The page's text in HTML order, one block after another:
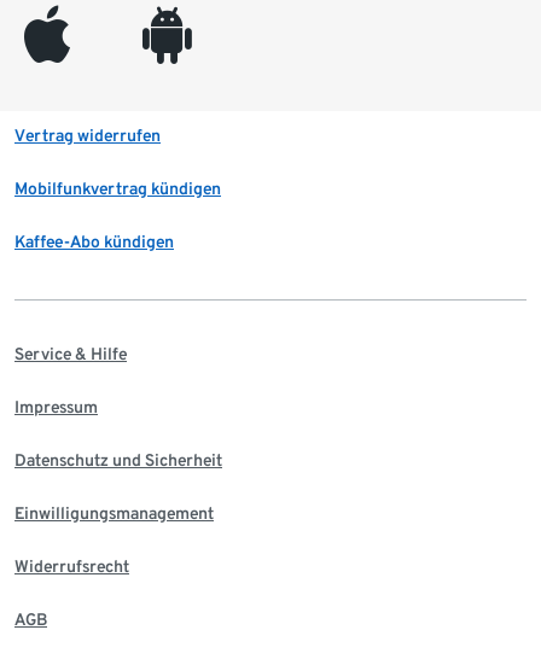
appleinc android
Vertrag widerrufen
Mobilfunkvertrag kündigen
Kaffee-Abo kündigen
Service & Hilfe
Impressum
Datenschutz und Sicherheit
Einwilligungsmanagement
Widerrufsrecht
AGB